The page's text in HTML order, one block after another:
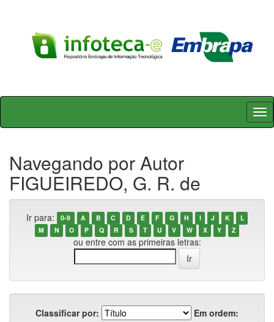
Skip
Navegando por Autor
FIGUEIREDO, G. R. de
Ir para: 0-9 A B C D E F G H I J K
L
M
N O P Q R S T U V W X Y Z
ou entre com as primeiras letras:
Classificar por:
Em ordem: